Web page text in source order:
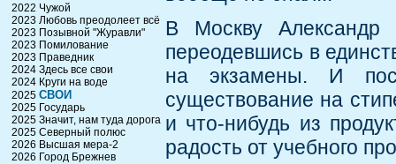
2022 Чужой
2023 Любовь преодолеет всё
2023 Позывной "Журавли"
2023 Помилование
2023 Праведник
2024 Здесь все свои
2024 Круги на воде
2025 СВОИ
2025 Государь
2025 Значит, нам туда дорога
2025 Северный полюс
2026 Высшая мера-2
2026 Город Брежнев
В Москву
переодевшись в
на экзамены. И
существование на
и что-нибудь из
радость от учебного